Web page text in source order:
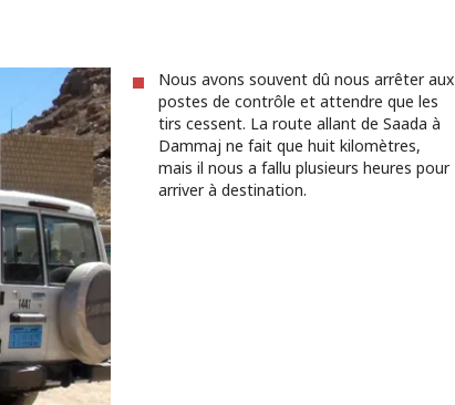
Nous avons souvent dû nous arrêter aux
postes de contrôle et attendre que les
tirs cessent. La route allant de Saada à
Dammaj ne fait que huit kilomètres,
mais il nous a fallu plusieurs heures pour
arriver à destination.